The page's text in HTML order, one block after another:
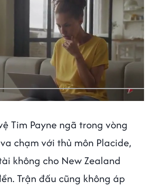
Tim Payne ngã trong vòng
chạm với thủ môn Placide,
không cho New Zealand
Trận đấu cũng không áp